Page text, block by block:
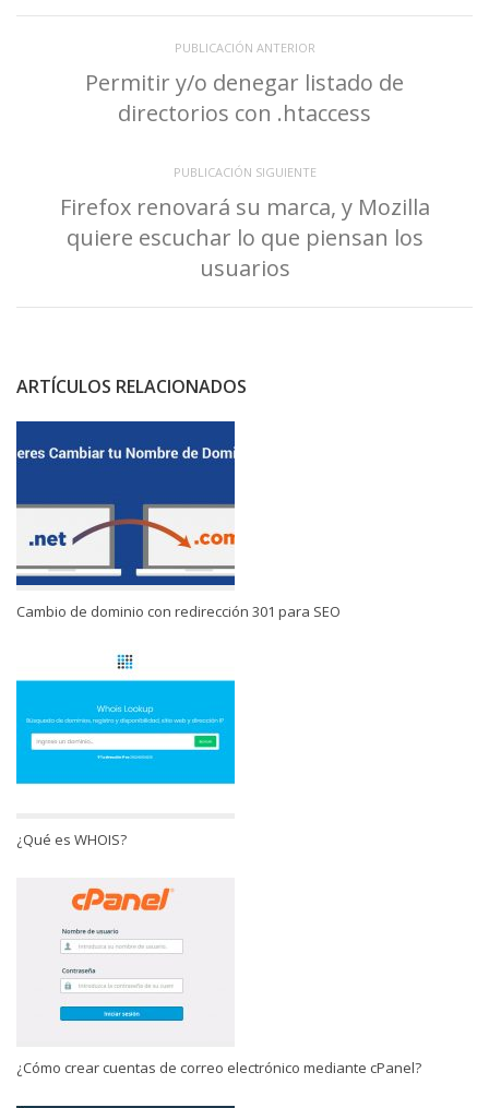
PUBLICACIÓN ANTERIOR
Permitir y/o denegar listado de
directorios con .htaccess
PUBLICACIÓN SIGUIENTE
Firefox renovará su marca, y Mozilla
quiere escuchar lo que piensan los
usuarios
ARTÍCULOS RELACIONADOS
Cambio de dominio con redirección 301 para SEO
¿Qué es WHOIS?
¿Cómo crear cuentas de correo electrónico mediante cPanel?